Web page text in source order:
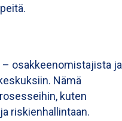
– osakkeenomistajista ja
Nämä
kuten
riskienhallintaan.